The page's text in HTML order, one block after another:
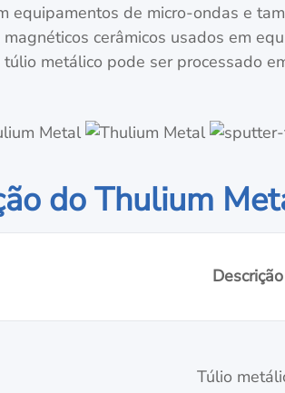
equipamentos de micro-ondas e
cerâmicos usados em
túlio metálico pode ser processado
do Thulium
Descrição
Túlio